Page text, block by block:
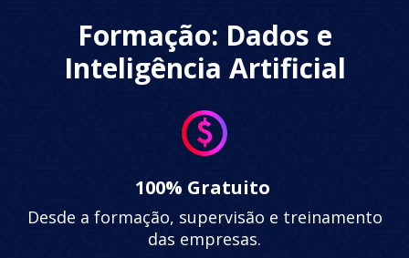
Formação: Dados e
Inteligência Artificial
100% Gratuito
Desde a formação, supervisão e treinamento
das empresas.